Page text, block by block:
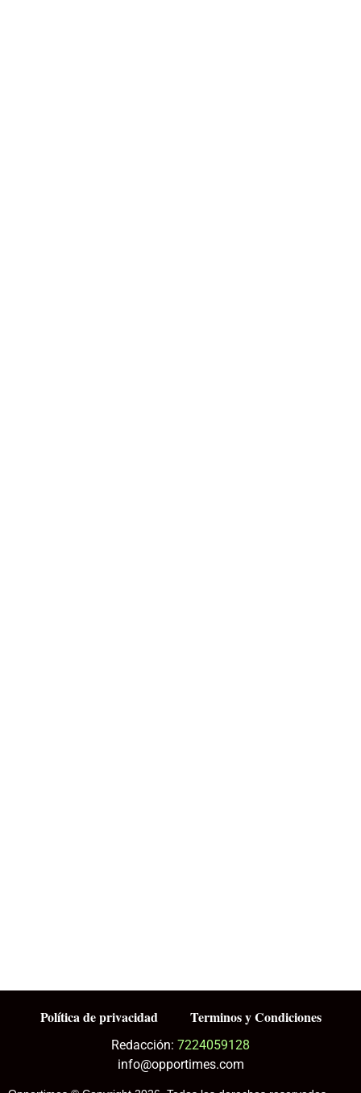
Política de privacidad Terminos y Condiciones
Redacción: 7224059128
info@opportimes.com